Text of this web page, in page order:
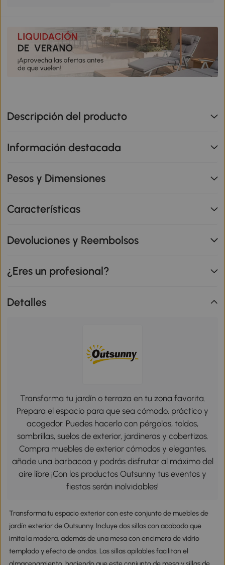
Descripción del producto
Información destacada
Pesos y Dimensiones
Características
Devoluciones y Reembolsos
¿Eres un profesional?
Detalles
Transforma tu jardín o terraza en tu zona favorita.
Prepara el espacio para que sea cómodo, práctico y
acogedor. Puedes hacerlo con pérgolas, toldos,
sombrillas, suelos de exterior, jardineras y cobertizos.
Compra muebles de exterior cómodos y elegantes,
añade una barbacoa y podrás disfrutar al máximo del
aire libre ¡Con los productos Outsunny tus eventos y
fiestas serán inolvidables!
Transforma tu espacio exterior con este conjunto de muebles de
jardín exterior de Outsunny. Incluye dos sillas con acabado que
imita la madera, además de una mesa con encimera de vidrio
templado y efecto de ondas. Las sillas apilables facilitan el